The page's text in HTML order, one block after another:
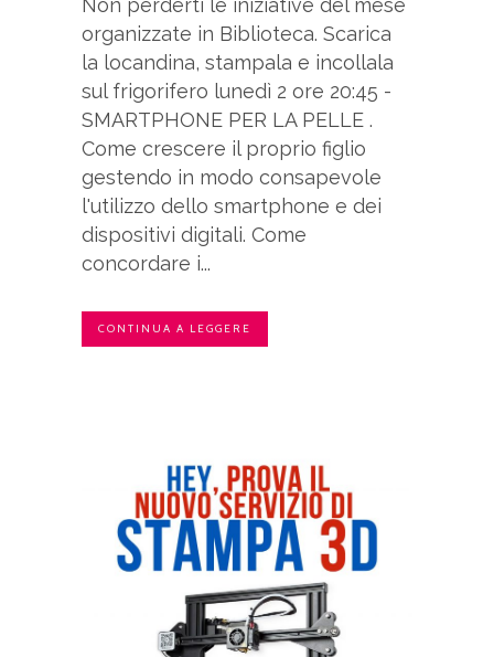
Non perderti le iniziative del mese
organizzate in Biblioteca. Scarica
la locandina, stampala e incollala
sul frigorifero lunedì 2 ore 20:45 -
SMARTPHONE PER LA PELLE .
Come crescere il proprio figlio
gestendo in modo consapevole
l'utilizzo dello smartphone e dei
dispositivi digitali. Come
concordare i...
CONTINUA A LEGGERE